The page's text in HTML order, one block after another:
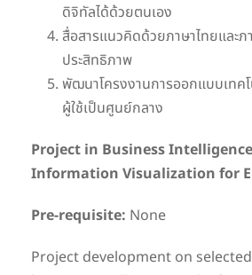
ดิจิทัลได้ด้วยตนเอง
สื่อสารแนวคิดด้วยภาษาไทยและ
ประสิทธิภาพ
พัฒนาโครงงานการออกแบบเท
ผู้ใช้เป็นศูนย์กลาง
Project in Business
Information Visualization for
Pre-requisite: None
Project development on